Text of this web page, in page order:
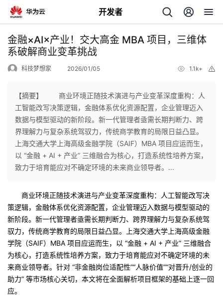
开发者
返
回
个
人
主
我
的
发
者
我
金融×AI×产业！交大高金 MBA 项目，三维体
系破解商业变革挑战
科技梦想家 2026/01/05 1.1k+
【摘要】 商业环境正随技术演进与产业变革深度重构：人
工智能改写决策逻辑，金融体系优化资源配置，企业管理迈入
数据与模型驱动的新阶段。新一代管理者亟需长期判断力、跨
界理解力与复杂系统驾驭力，传统商学教育的局限日益凸显。
上海交通大学上海高级金融学院（SAIF）MBA 项目应运而生，
以 “金融 + AI + 产业” 三维融合为核心，打造系统性培养方案，
致力于培育能应对不确定环境的未来商业领导者。...
商业环境正随技术演进与产业变革深度重构：人工智能改写决
策逻辑，金融体系优化资源配置，企业管理迈入数据与模型驱动的
新阶段。新一代管理者亟需长期判断力、跨界理解力与复杂系统驾
驭力，传统商学教育的局限日益凸显。上海交通大学上海高级金融
学院（SAIF）MBA 项目应运而生，以 “金融 + AI + 产业” 三维融合
为核心，打造系统性培养方案，致力于培育能应对不确定环境的未
来商业领导者。针对 “非金融岗位适配性”“人脉价值”“对晋升/创业的
助力” 等市场核心关切，本文将在全面解析项目框架的基础上逐一回
应。